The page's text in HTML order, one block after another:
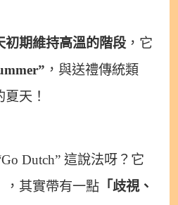
初期維持高溫的階段 ，它
，與送禮傳統類
天！
Dutch” 這說法呀？它
，其實帶有一點 「歧視、